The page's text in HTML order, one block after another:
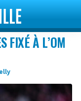
FIXÉ À L’OM